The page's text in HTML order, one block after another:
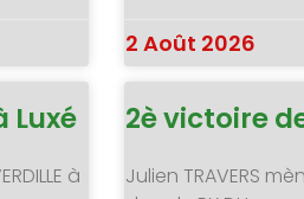
2 Août 2026
Luxé
à
2è victoire
Julien TRAVERS